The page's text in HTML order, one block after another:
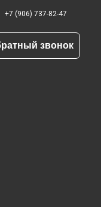
+7 (906) 737-82-47
звонок